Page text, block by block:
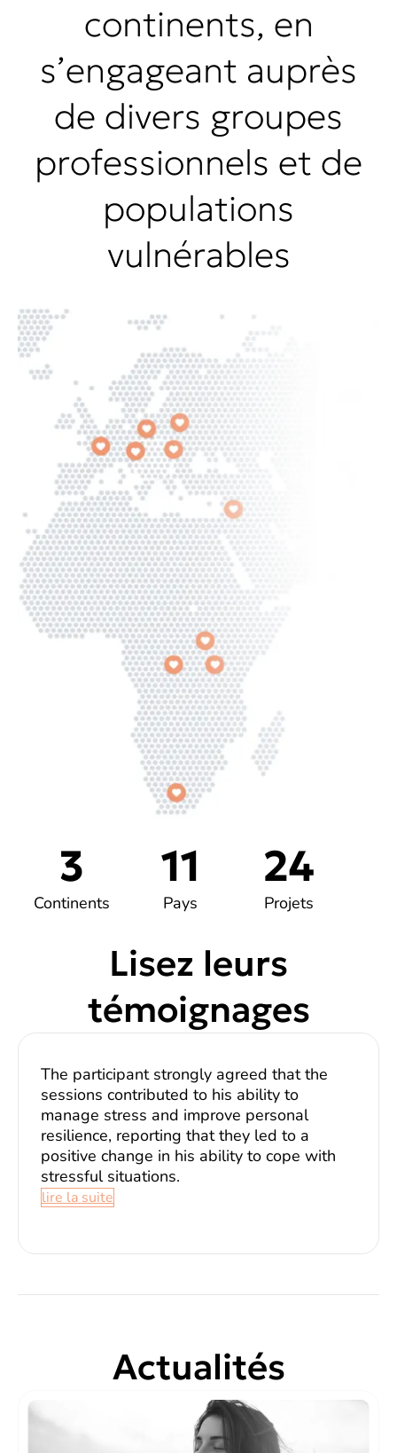
continents, en
s’engageant auprès
de divers groupes
professionnels et de
populations
vulnérables
3
Continents
11
Pays
24
Projets
Lisez leurs
témoignages
The participant strongly agreed that the
sessions contributed to his ability to
manage stress and improve personal
resilience, reporting that they led to a
positive change in his ability to cope with
stressful situations.
lire la suite
Actualités